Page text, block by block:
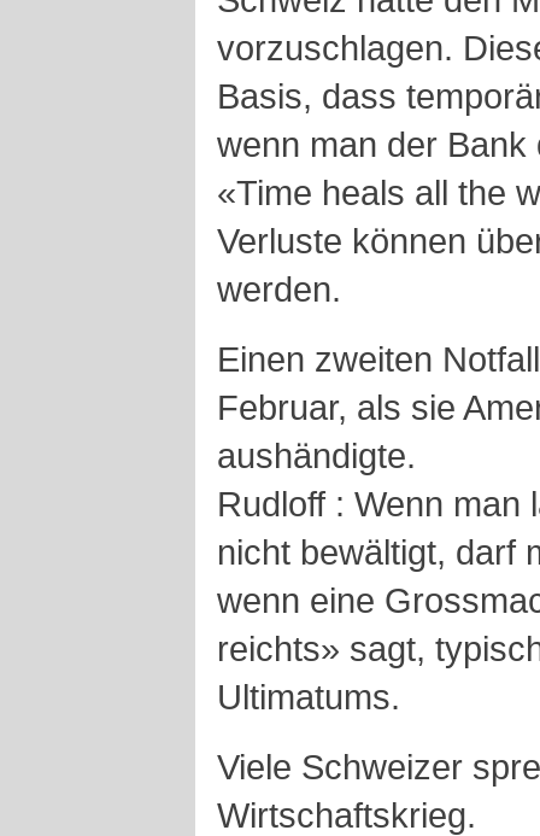
vorzuschlagen.
Basis, dass
wenn man der
«Time heals all the
Verluste können
werden.
Einen zweiten
Februar, als sie
aushändigte.
Rudloff : Wenn man
nicht bewältigt, darf
wenn eine
reichts» sagt,
Ultimatums.
Viele Schweizer
Wirtschaftskrieg.